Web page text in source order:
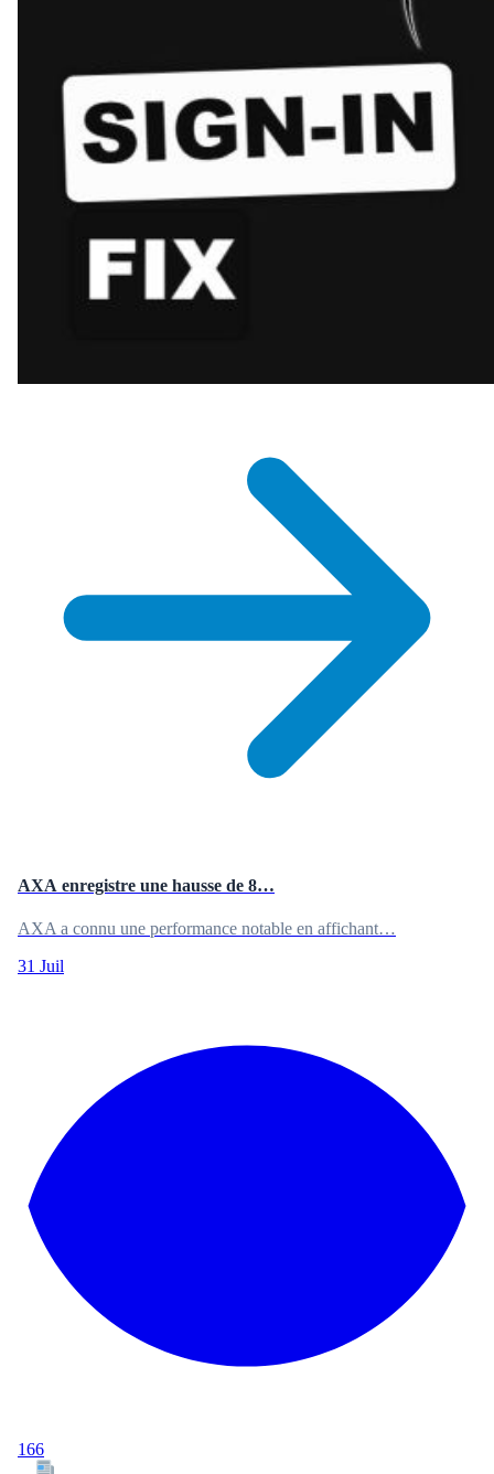
AXA enregistre une hausse de 8…
AXA a connu une performance notable en affichant…
31 Juil
166